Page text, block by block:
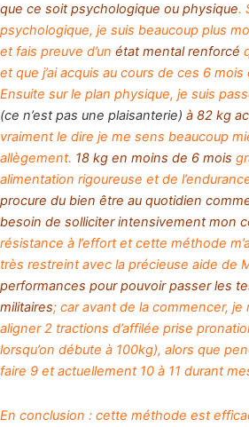
que ce soit psychologique ou physique.
psychologique, je suis beaucoup plus
et fais preuve d’un état mental renforcé
et que j’ai acquis au cours de ces 6
Ensuite sur le plan physique, je suis
(ce n’est pas une plaisanterie) à 82 kg
vraiment le dire je me sens beaucoup
allègement. 18 kg en moins de 6 mois
alimentation rigoureuse et de
procure du bien être au quotidien
besoin de solliciter intensivement mon
résistance à l’effort et cette méthode
très restreint avec la précieuse aide de
performances pour pouvoir passer les
militaires; car avant de la commencer,
aligner 2 tractions d’affilée prise
lorsqu’on débute à 100kg), alors que
faire 9 et actuellement 10 à 11 durant
En conclusion : cette méthode est